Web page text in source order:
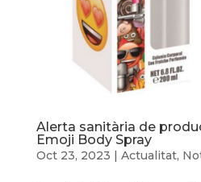
Alerta sanitària de
Emoji Body Spray
Oct 23, 2023 | Actualitat,